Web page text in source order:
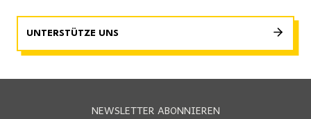
UNTERSTÜTZE UNS
NEWSLETTER ABONNIEREN